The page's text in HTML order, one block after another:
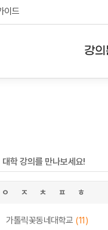
이드
강
대학 강의를 만나보세요!
ㅇ ㅈ ㅊ ㅍ ㅎ
가톨릭꽃동네대학교 (11)